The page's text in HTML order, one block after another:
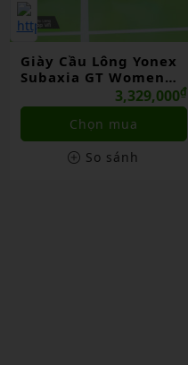
Giày Cầu Lông Yonex
Subaxia GT Women
Grayish Green Chính
Hãng
3,329,000₫
Chọn mua
So sánh